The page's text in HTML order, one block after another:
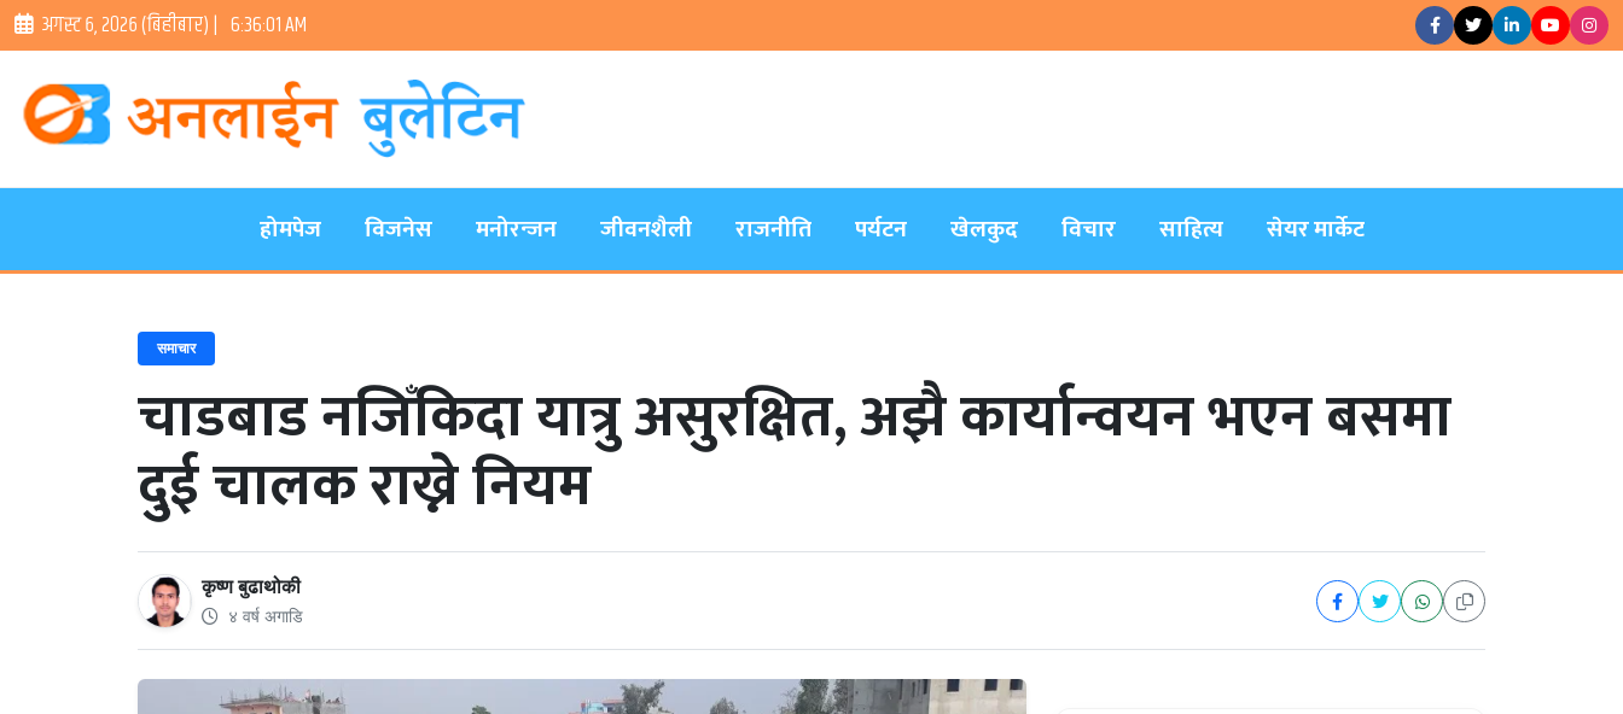
अगस्ट ६, २०२६ (बिहीबार) | 6:36:02 AM
होमपेज विजनेस मनोरन्जन जीवनशैली राजनीति पर्यटन खेलकुद विचार साहित्य सेयर मार्केट
समाचार
चाडबाड नजिँकिदा यात्रु असुरक्षित, अझै कार्यान्वयन भएन बसमा
दुई चालक राख्ने नियम
कृष्ण बुढाथोकी
४ वर्ष अगाडि